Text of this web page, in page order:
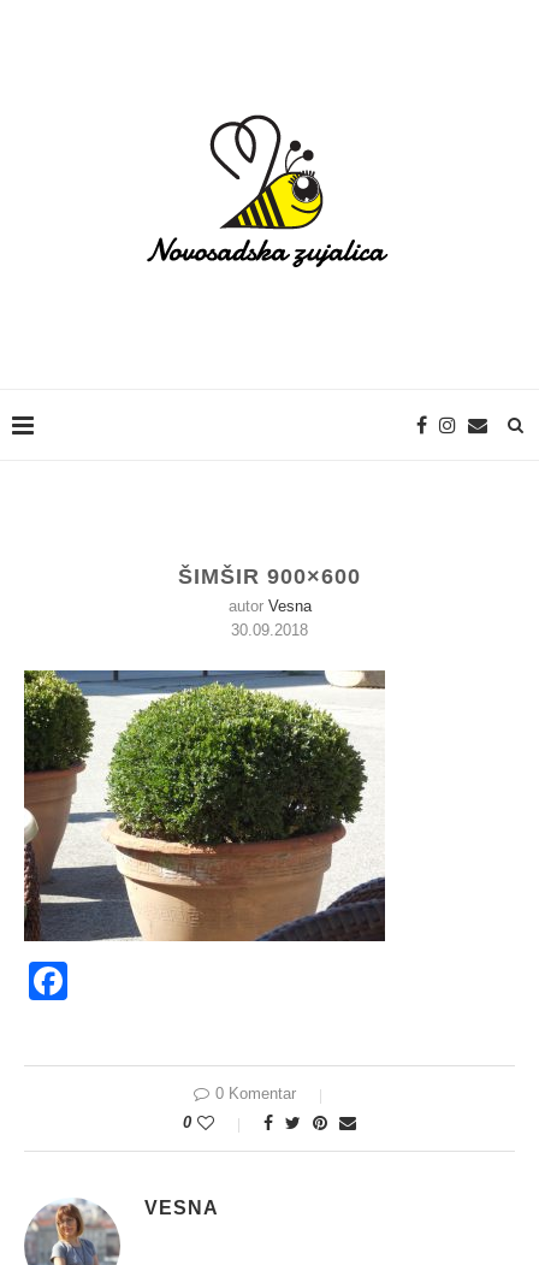
ŠIMŠIR 900×600
autor Vesna
30.09.2018
0 Komentar
0
VESNA